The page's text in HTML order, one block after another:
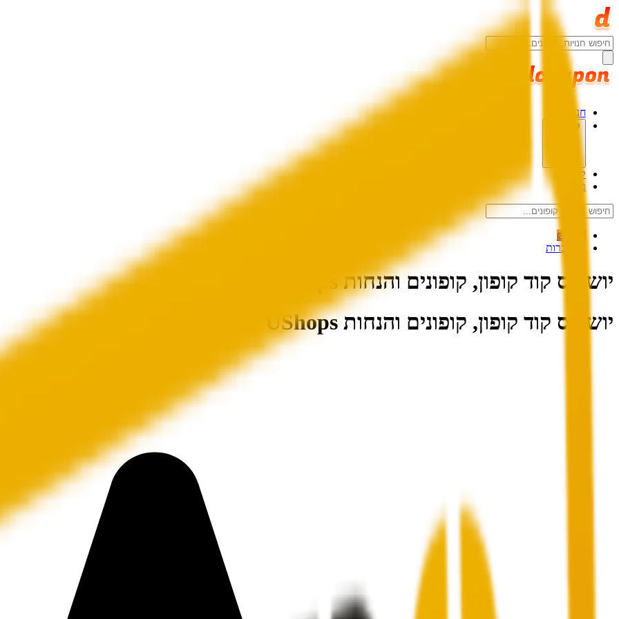
חנויות
קטגוריות
קאשבק
בלוג
התחברות
יושופס קוד קופון, קופונים והנחות UShops
יושופס קוד קופון, קופונים והנחות UShops